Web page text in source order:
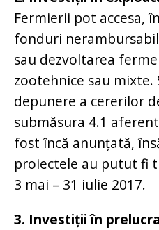
Fermierii pot accesa,
fonduri
sau dezvoltarea
zootehnice sau mixte.
depunere a cererilor
submăsura 4.1
fost încă anunțată,
proiectele au putut fi
3 mai – 31 iulie 2017.
3. Investiții în